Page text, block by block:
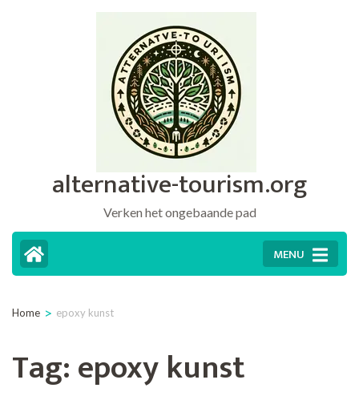
alternative-tourism.org
Verken het ongebaande pad
MENU
Home > epoxy kunst
Tag:epoxy kunst